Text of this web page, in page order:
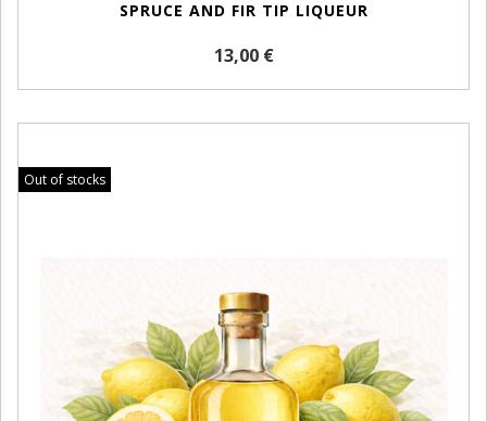
SPRUCE AND FIR TIP LIQUEUR
13,00 €
Out of stocks